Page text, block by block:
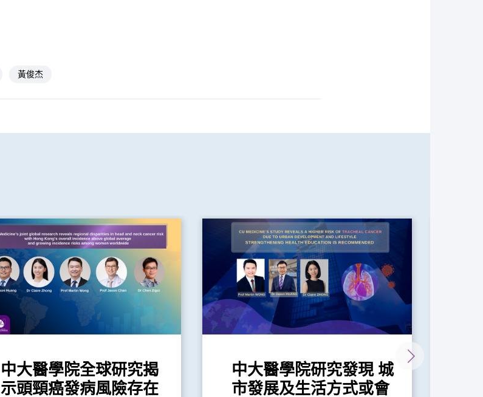
黃俊杰
中大醫學院全球研究揭
示頭頸癌發病風險存在
中大醫學院研究發現 城
市發展及生活方式或會